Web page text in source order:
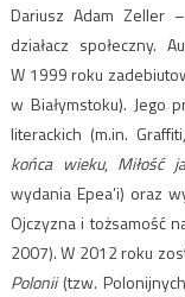
Dariusz Adam Zeller
działacz społeczny.
W 1999 roku
w Białymstoku). Jego
literackich (m.in.
końca wieku, Miłość
wydania Epea’i) oraz
Ojczyzna i tożsamość
2007). W 2012 roku
Polonii(tzw.